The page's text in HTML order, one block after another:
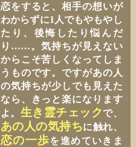
恋をすると、相手の想いが
わからずに1人でもやもやし
たり、後悔したり悩んだ
り……。気持ちが見えない
からこそ苦しくなってしま
うものです。ですがあの人
の気持ちが少しでも見えた
なら、きっと楽になります
よ。 生き霊チェックで、
あの人の気持ちに触れ、
恋の一歩を進めていきま